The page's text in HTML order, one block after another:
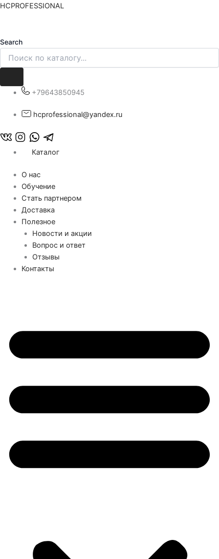
Перейти
HCPROFESSIONAL
Search
+79643850945
hcprofessional@yandex.ru
Каталог
О нас
Обучение
Стать партнером
Доставка
Полезное
Новости и акции
Вопрос и ответ
Отзывы
Контакты
Количество
Питания
волос
(шампунь+маска)
PRO